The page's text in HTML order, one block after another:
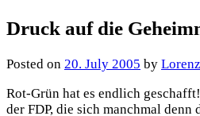
Druck auf die
Posted on 20. July 2005 by
Rot-Grün hat es endlich
der FDP, die sich manchmal